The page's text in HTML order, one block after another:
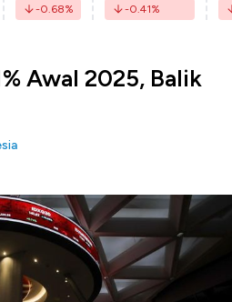
-0.68% -0.41%
Awal 2025, Balik